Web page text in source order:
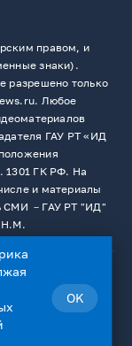
правом, и
знаки).
разрешено только
Любое
ГАУ РТ «ИД
1301 ГК РФ. На
и материалы
СМИ －ГАУ РТ "ИД"
Н.М.
OK